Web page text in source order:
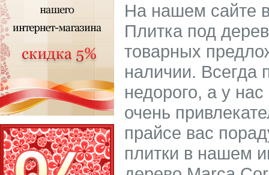
На нашем сайте
Плитка под
товарных
наличии. Всегда
недорого, а у
очень
прайсе вас
плитки в нашем